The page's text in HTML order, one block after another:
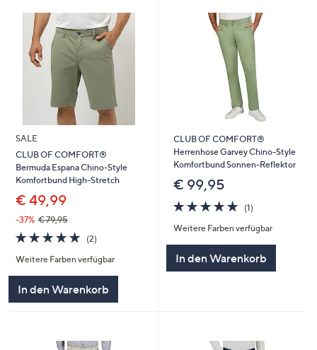
SALE
CLUB OF COMFORT®
Bermuda Espana Chino-Style
Komfortbund High-Stretch
€ 49,99
-37% € 79,95
5.0
von
5
(2)2
Weitere Farben verfügbar
In den Warenkorb
CLUB OF COMFORT®
Herrenhose Garvey Chino-Style
Komfortbund Sonnen-Reflektor
€ 99,95
5.0
von
5
(1)1
Weitere Farben verfügbar
In den Warenkorb